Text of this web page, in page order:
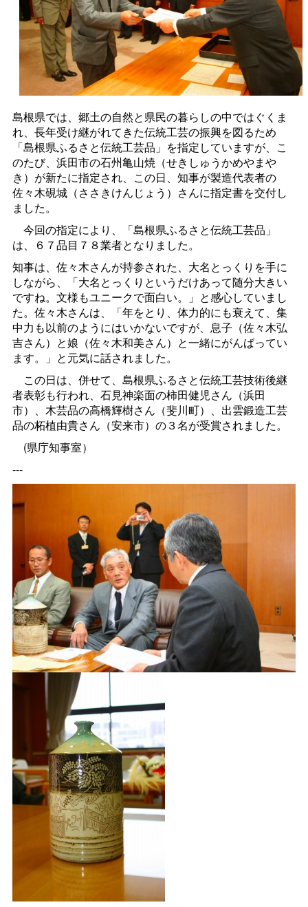
島根県では、郷土の自然と県民の暮らしの中ではぐくま
れ、長年受け継がれてきた伝統工芸の振興を図るため
「島根県ふるさと伝統工芸品」を指定していますが、こ
のたび、浜田市の石州亀山焼（せきしゅうかめやまや
き）が新たに指定され、この日、知事が製造代表者の
佐々木硯城（ささきけんじょう）さんに指定書を交付し
ました。
今回の指定により、「島根県ふるさと伝統工芸品」
は、６７品目７８業者となりました。
知事は、佐々木さんが持参された、大名とっくりを手に
しながら、「大名とっくりというだけあって随分大きい
ですね。文様もユニークで面白い。」と感心していまし
た。佐々木さんは、「年をとり、体力的にも衰えて、集
中力も以前のようにはいかないですが、息子（佐々木弘
吉さん）と娘（佐々木和美さん）と一緒にがんばってい
ます。」と元気に話されました。
この日は、併せて、島根県ふるさと伝統工芸技術後継
者表彰も行われ、石見神楽面の柿田健児さん（浜田
市）、木芸品の高橋輝樹さん（斐川町）、出雲鍛造工芸
品の柘植由貴さん（安来市）の３名が受賞されました。
(県庁知事室）
---